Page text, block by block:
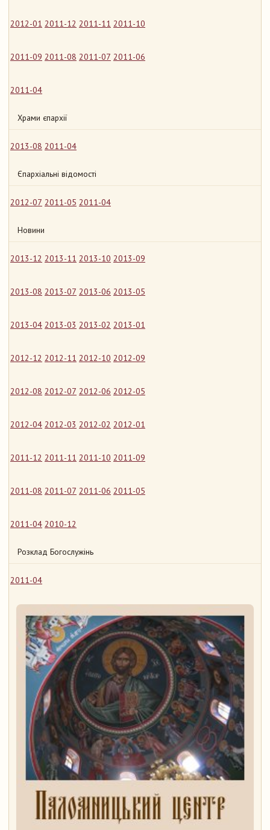
2012-01 2011-12 2011-11 2011-10
2011-09 2011-08 2011-07 2011-06
2011-04
Храми єпархії
2013-08 2011-04
Єпархіальні відомості
2012-07 2011-05 2011-04
Новини
2013-12 2013-11 2013-10 2013-09
2013-08 2013-07 2013-06 2013-05
2013-04 2013-03 2013-02 2013-01
2012-12 2012-11 2012-10 2012-09
2012-08 2012-07 2012-06 2012-05
2012-04 2012-03 2012-02 2012-01
2011-12 2011-11 2011-10 2011-09
2011-08 2011-07 2011-06 2011-05
2011-04 2010-12
Розклад Богослужінь
2011-04